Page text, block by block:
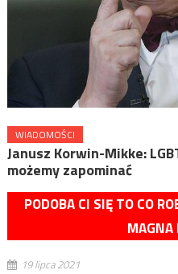
WIADOMOŚCI
Janusz Korwin-Mikke:
możemy zapominać
PODOBA CI SIĘ TO CO
MAGNA
19 lipca 2021